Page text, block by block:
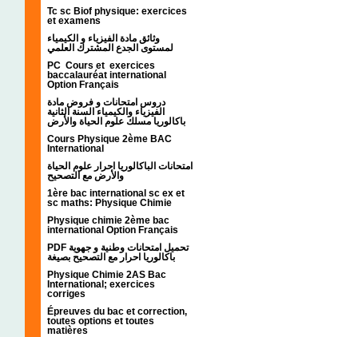
Tc sc Biof physique: exercices
et examens
وثائق مادة الفيزياء و الكيمياء
PC Cours et exercices
baccalauréat international
Option Français
دروس امتحانات و فروض مادة
الفيزياء والكيمياء السنة الثانية
باكالوريا مسلك علوم الحياة والأرض
Cours Physique 2ème BAC
International
امتحانات الباكالوريا احرار علوم الحياة
والأرض مع التصحيح
1ère bac international sc ex et
sc maths: Physique Chimie
Physique chimie 2ème bac
international Option Français
PDF تحميل امتحانات وطنية و جهوية
باكالوريا احرار مع التصحيح بصيغة
Physique Chimie 2AS Bac
International; exercices
corriges
Épreuves du bac et correction,
toutes options et toutes
matières